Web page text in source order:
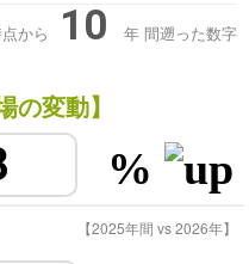
から 10 年 間遡った数字
の変動】
%
【2025年間 vs 2026年】